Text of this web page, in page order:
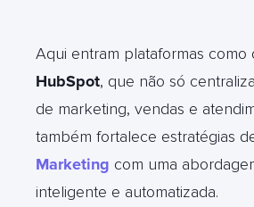
Aqui entram plataformas como
HubSpot, que não só
de marketing, vendas e
também fortalece estratégias
Marketing com uma
inteligente e automatizada.